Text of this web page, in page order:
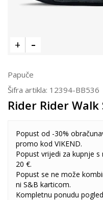
Papuče
Šifra artikla: 12394-BB536
Rider Rider Walk
Popust od -30%
promo kod VIKEND.
Popust vrijedi za kupnje
20 €.
Popust se ne može
ni S&B karticom.
Kompletnu ponudu